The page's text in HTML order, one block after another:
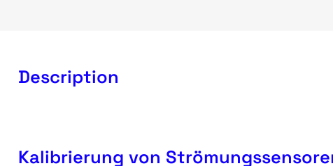
Description
Kalibrierung von